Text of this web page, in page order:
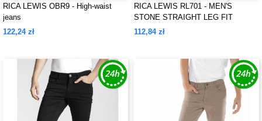
RICA LEWIS OBR9 - High-waist
jeans
122,24 zł
RICA LEWIS RL701 - MEN'S
STONE STRAIGHT LEG FIT
JEANS
112,84 zł